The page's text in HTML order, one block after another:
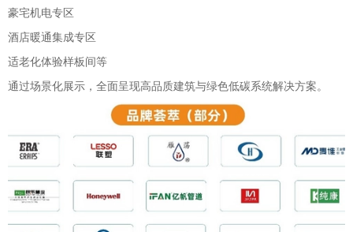
豪宅机电专区
酒店暖通集成专区
适老化体验样板间等
通过场景化展示，全面呈现高品质建筑与绿色低碳系统解决方案。